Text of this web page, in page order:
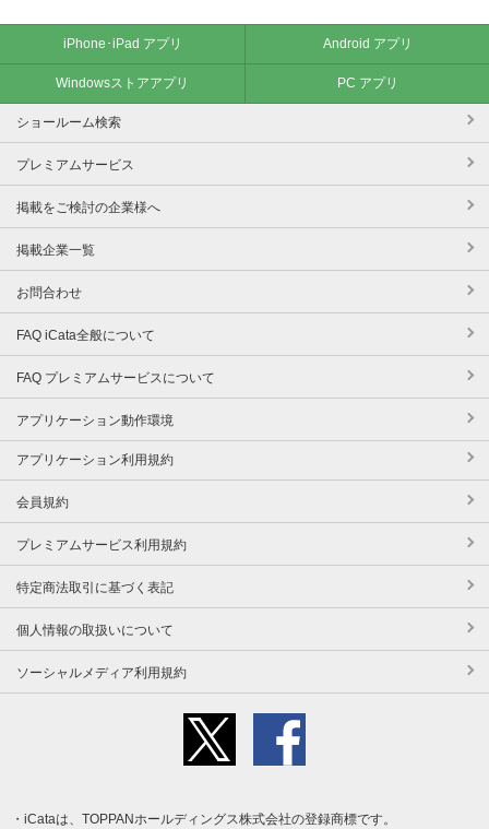
iPhone･iPad アプリ Android アプリ
Windowsストアアプリ PC アプリ
ショールーム検索
プレミアムサービス
掲載をご検討の企業様へ
掲載企業一覧
お問合わせ
FAQ iCata全般について
FAQ プレミアムサービスについて
アプリケーション動作環境
アプリケーション利用規約
会員規約
プレミアムサービス利用規約
特定商法取引に基づく表記
個人情報の取扱いについて
ソーシャルメディア利用規約
iCataは、TOPPANホールディングス株式会社の登録商標です。